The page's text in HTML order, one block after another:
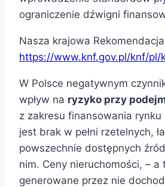
ograniczenie dźwigni
Nasza krajowa
https://www.knf.gov.pl/knf/pl/
W Polsce negatywnym
wpływ na ryzyko przy
z zakresu finansowania rynku
jest brak w pełni rzetelnych,
powszechnie dostępnych
nim. Ceny nieruchomości, – a
generowane przez nie